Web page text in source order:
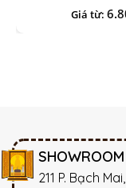
Giá từ:
211 P. Bạch